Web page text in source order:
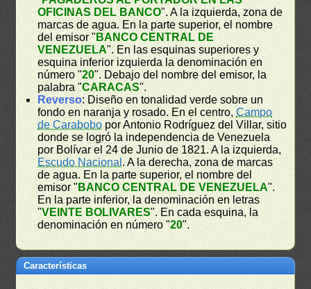
OFICINAS DEL BANCO". A la izquierda, zona de
marcas de agua. En la parte superior, el nombre
del emisor " BANCO CENTRAL DE
VENEZUELA". En las esquinas superiores y
esquina inferior izquierda la denominación en
número "20". Debajo del nombre del emisor, la
palabra "CARACAS".
Reverso: Diseño en tonalidad verde sobre un
fondo en naranja y rosado. En el centro,Campo
de Carabobo por Antonio Rodríguez del Villar, sitio
donde se logró la independencia de Venezuela
por Bolívar el 24 de Junio de 1821. A la izquierda,
Escudo Nacional . A la derecha, zona de marcas
de agua. En la parte superior, el nombre del
emisor " BANCO CENTRAL DE VENEZUELA".
En la parte inferior, la denominación en letras
"VEINTE BOLIVARES". En cada esquina, la
denominación en número "20".
Características